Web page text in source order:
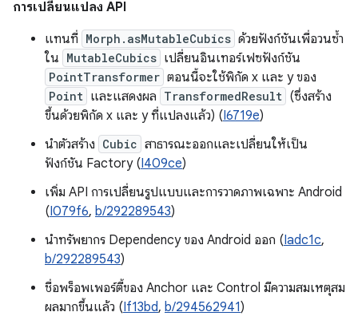
การเปลี่ยนแปลง API
แทนที่ Morph.asMutableCubics ด้วยฟังก์ชันเพื่อวนซ้ำ
ใน MutableCubics เปลี่ยนอินเทอร์เฟซฟังก์ชัน
PointTransformer ตอนนี้จะใช้พิกัด x และ y ของ
Point และแสดงผล TransformedResult (ซึ่งสร้าง
ขึ้นด้วยพิกัด x และ y ที่แปลงแล้ว) (I6719e)
นำตัวสร้าง Cubic สาธารณะออกและเปลี่ยนให้เป็น
ฟังก์ชัน Factory (I409ce)
เพิ่ม API การเปลี่ยนรูปแบบและการวาดภาพเฉพาะ Android
(I079f6, b/292289543)
นำทรัพยากร Dependency ของ Android ออก (Iadc1c,
b/292289543)
ชื่อพร็อพเพอร์ตี้ของ Anchor และ Control มีความสมเหตุสม
ผลมากขึ้นแล้ว (If13bd, b/294562941)